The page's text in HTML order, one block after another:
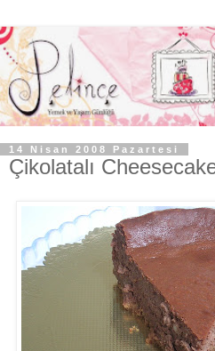
14 Nisan 2008 Pazartesi
Çikolatalı